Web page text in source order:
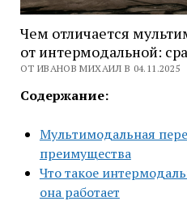
Чем отличается
от интермодальной:
ОТ ИВАНОВ МИХАИЛ В 04.11.2025
Содержание:
Мультимодальная
преимущества
Что такое
она работает